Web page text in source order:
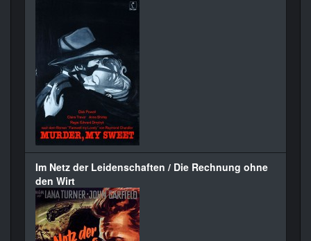
Im Netz der Leidenschaften / Die Rechnung ohne
den Wirt